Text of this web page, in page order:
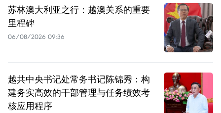
苏林澳大利亚之行：越澳关系的重要
里程碑
06/08/2026 09:36
越共中央书记处常务书记陈锦秀：构
建务实高效的干部管理与任务绩效考
核应用程序